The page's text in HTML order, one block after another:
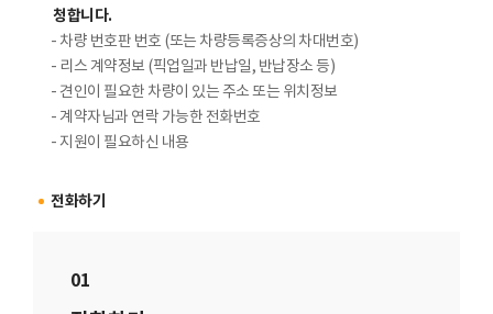
청합니다.
- 차량 번호판 번호 (또는 차량등록증상의 차대번호)
- 리스 계약정보 (픽업일과 반납일, 반납장소 등)
- 견인이 필요한 차량이 있는 주소 또는 위치정보
- 계약자님과 연락 가능한 전화번호
- 지원이 필요하신 내용
전화하기
01